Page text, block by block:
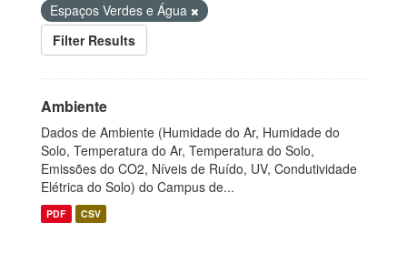
Espaços Verdes e Água
Filter Results
Ambiente
Dados de Ambiente (Humidade do Ar, Humidade do
Solo, Temperatura do Ar, Temperatura do Solo,
Emissões do CO2, Níveis de Ruído, UV, Condutividade
Elétrica do Solo) do Campus de...
PDF CSV